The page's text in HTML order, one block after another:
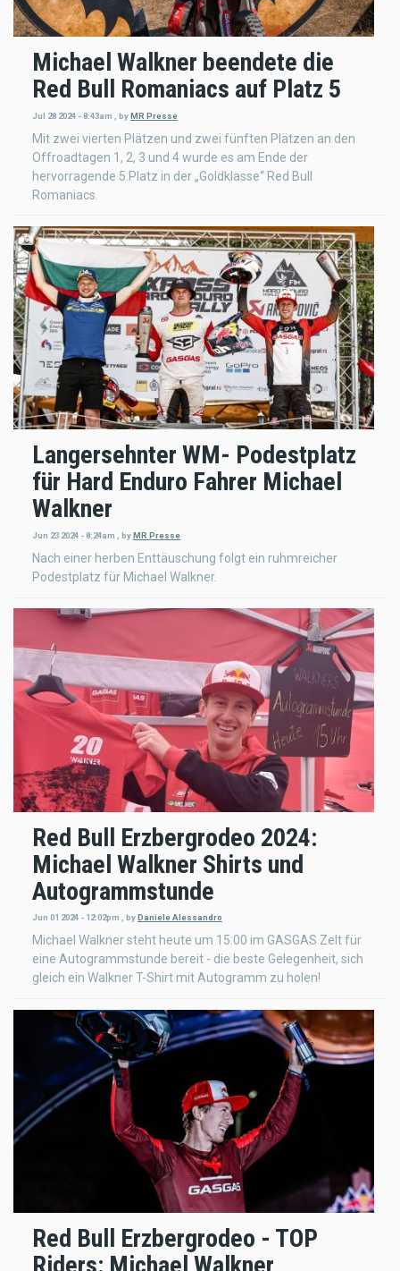
Michael Walkner beendete die
Red Bull Romaniacs auf Platz 5
Jul 28 2024 - 8:43am byMR Presse
Mit zwei vierten Plätzen und zwei fünften Plätzen an den
Offroadtagen 1, 2, 3 und 4 wurde es am Ende der
hervorragende 5.Platz in der „Goldklasse“ Red Bull
Romaniacs.
Langersehnter WM- Podestplatz
für Hard Enduro Fahrer Michael
Walkner
Jun 23 2024 - 8:24am byMR Presse
Nach einer herben Enttäuschung folgt ein ruhmreicher
Podestplatz für Michael Walkner.
Red Bull Erzbergrodeo 2024:
Michael Walkner Shirts und
Autogrammstunde
Jun 01 2024 - 12:02pm byDaniele Alessandro
Michael Walkner steht heute um 15:00 im GASGAS Zelt für
eine Autogrammstunde bereit - die beste Gelegenheit, sich
gleich ein Walkner T-Shirt mit Autogramm zu holen!
Red Bull Erzbergrodeo - TOP
Riders: Michael Walkner